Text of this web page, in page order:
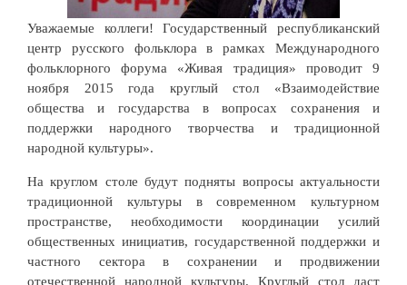
Уважаемые коллеги! Государственный республиканский
центр русского фольклора в рамках Международного
фольклорного форума «Живая традиция» проводит 9
ноября 2015 года круглый стол «Взаимодействие
общества и государства в вопросах сохранения и
поддержки народного творчества и традиционной
народной культуры».
На круглом столе будут подняты вопросы актуальности
традиционной культуры в современном культурном
пространстве, необходимости координации усилий
общественных инициатив, государственной поддержки и
частного сектора в сохранении и продвижении
отечественной народной культуры. Круглый стол даст